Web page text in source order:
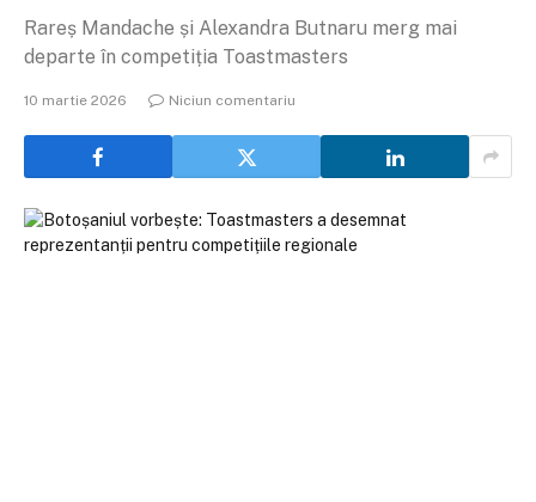
Rareș Mandache și Alexandra Butnaru merg mai
departe în competiția Toastmasters
10 martie 2026 Niciun comentariu